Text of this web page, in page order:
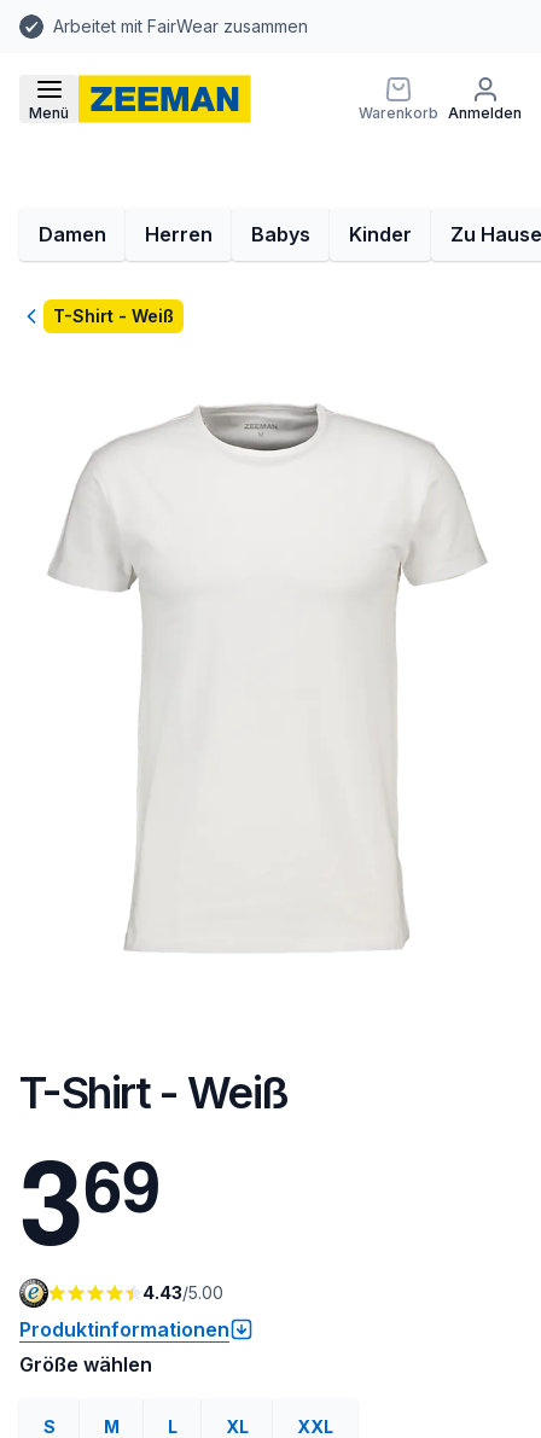
Arbeitet mit FairWear zusammen
Menü Warenkorb Anmelden
Damen Herren Babys Kinder Zu Hause
ZurückT-Shirt - Weiß
T-Shirt - Weiß
369
4.43/5.00
Produktinformationen
Größe wählen
S M L XL XXL